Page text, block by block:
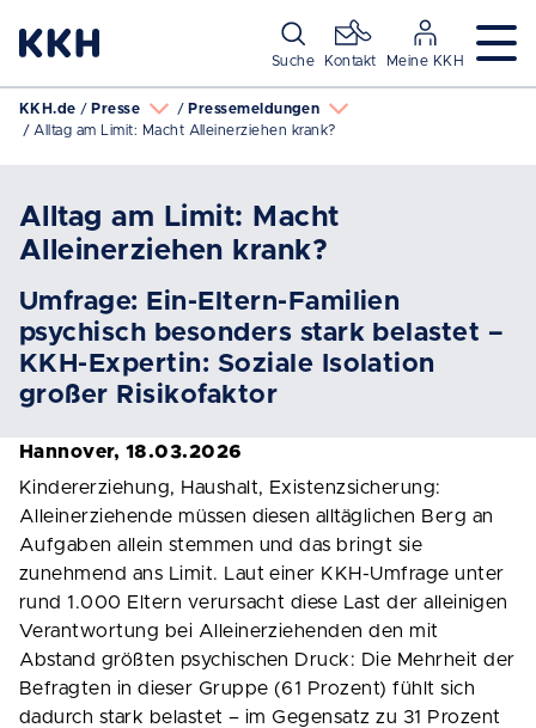
Suche Kontakt Meine KKH
KKH.de Presse
Pressemeldungen
Alltag am Limit: Macht Alleinerziehen krank?
Alltag am Limit: Macht
Alleinerziehen krank?
Umfrage: Ein-Eltern-Familien
psychisch besonders stark belastet –
KKH-Expertin: Soziale Isolation
großer Risikofaktor
Hannover, 18.03.2026
Kindererziehung, Haushalt, Existenzsicherung:
Alleinerziehende müssen diesen alltäglichen Berg an
Aufgaben allein stemmen und das bringt sie
zunehmend ans Limit. Laut einer KKH-Umfrage unter
rund 1.000 Eltern verursacht diese Last der alleinigen
Verantwortung bei Alleinerziehenden den mit
Abstand größten psychischen Druck: Die Mehrheit der
Befragten in dieser Gruppe (61 Prozent) fühlt sich
dadurch stark belastet – im Gegensatz zu 31 Prozent